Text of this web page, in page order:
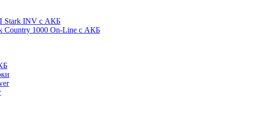
Stark INV с АКБ
Country 1000 On-Line с АКБ